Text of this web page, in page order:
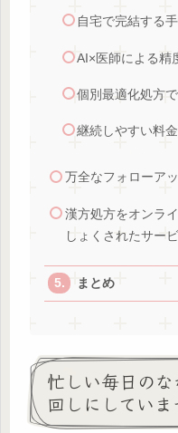
自宅で完結する
AI×医師による精
個別最適化処方
継続しやすい料
万全なフォローア
漢方処方をオンラ
しょくされたサー
まとめ
忙しい毎日の
回しにしていま